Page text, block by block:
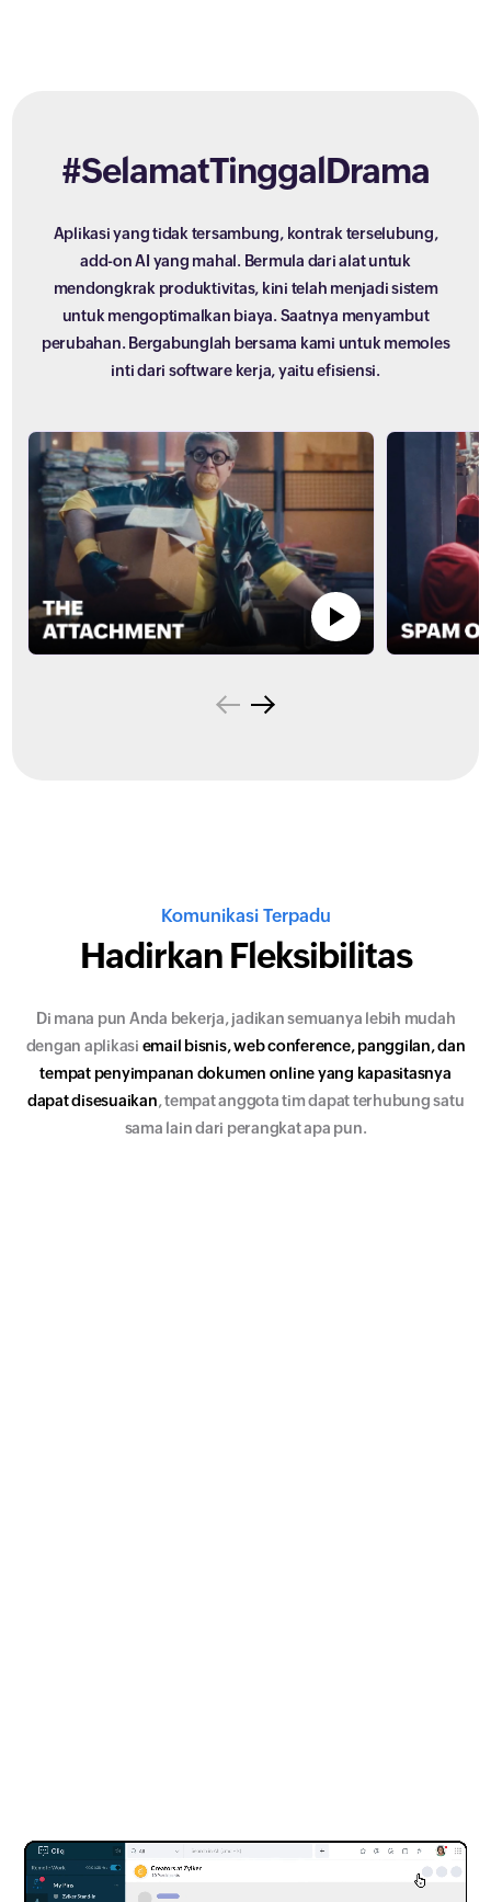
#SelamatTinggalDrama
Aplikasi yang tidak tersambung, kontrak terselubung,
add-on AI yang mahal. Bermula dari alat untuk
mendongkrak produktivitas, kini telah menjadi sistem
untuk mengoptimalkan biaya. Saatnya menyambut
perubahan. Bergabunglah bersama kami untuk memoles
inti dari software kerja, yaitu efisiensi.
Komunikasi Terpadu
Hadirkan Fleksibilitas
Di mana pun Anda bekerja, jadikan semuanya lebih mudah
dengan aplikasi email bisnis, web conference, panggilan, dan
tempat penyimpanan dokumen online yang kapasitasnya
dapat disesuaikan, tempat anggota tim dapat terhubung satu
sama lain dari perangkat apa pun.